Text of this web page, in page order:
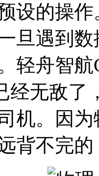
设的操
旦遇到
轻舟智
经无敌
机。因
背不完